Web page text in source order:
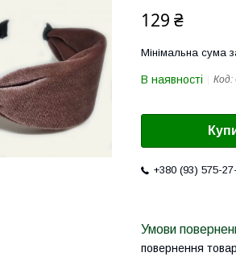
129 ₴
Мінімальна сума
В наявності Код:
+380 (93) 575-
повернення